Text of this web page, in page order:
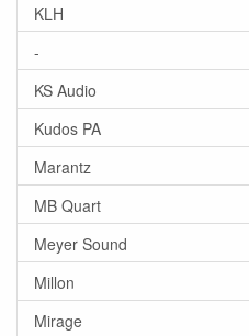
KLH
-
KS Audio
Kudos PA
Marantz
MB Quart
Meyer Sound
Millon
Mirage